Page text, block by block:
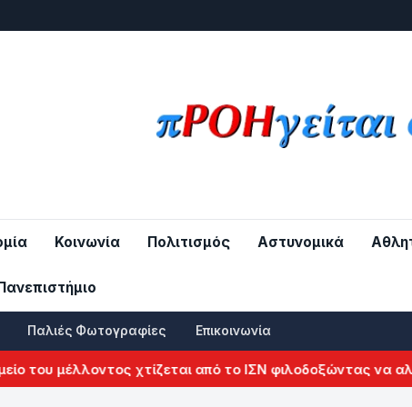
Κοινωνία Πολιτισμός Αστυνομικά
Παλιές Φωτογραφίες Επικοινωνία
χτίζεται από το ΙΣΝ φιλοδοξώντας να αλλάξει